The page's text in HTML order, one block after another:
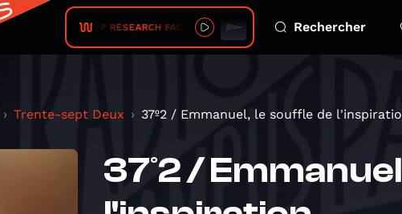
SLEEP RESEARCH FACILITY • 79° S 83° W Rechercher
Trente-sept Deux 37º2 / Emmanuel, le souffle de
37º2 /